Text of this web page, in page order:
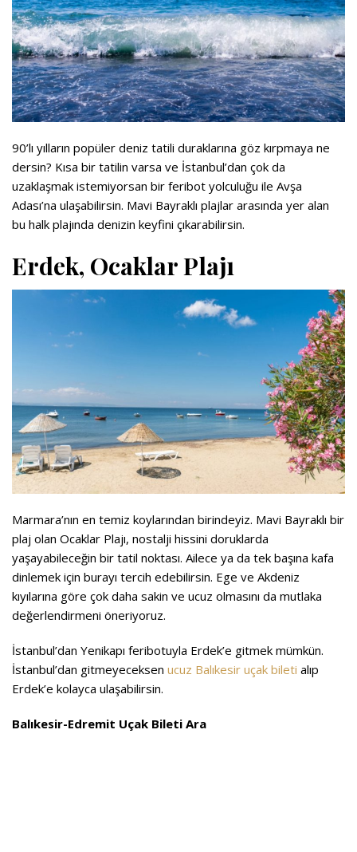
90’lı yılların popüler deniz tatili duraklarına göz kırpmaya ne
dersin? Kısa bir tatilin varsa ve İstanbul’dan çok da
uzaklaşmak istemiyorsan bir feribot yolculuğu ile Avşa
Adası’na ulaşabilirsin. Mavi Bayraklı plajlar arasında yer alan
bu halk plajında denizin keyfini çıkarabilirsin.
Erdek, Ocaklar Plajı
Marmara’nın en temiz koylarından birindeyiz. Mavi Bayraklı bir
plaj olan Ocaklar Plajı, nostalji hissini doruklarda
yaşayabileceğin bir tatil noktası. Ailece ya da tek başına kafa
dinlemek için burayı tercih edebilirsin. Ege ve Akdeniz
kıyılarına göre çok daha sakin ve ucuz olmasını da mutlaka
değerlendirmeni öneriyoruz.
İstanbul’dan Yenikapı feribotuyla Erdek’e gitmek mümkün.
İstanbul’dan gitmeyeceksen ucuz Balıkesir uçak bileti alıp
Erdek’e kolayca ulaşabilirsin.
Balıkesir-Edremit Uçak Bileti Ara